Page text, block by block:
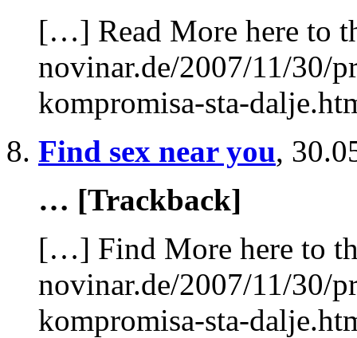
[…] Read More here to
novinar.de/2007/11/30/
kompromisa-sta-
Find sex near you,
… [Trackback]
[…] Find More here to
novinar.de/2007/11/30/
kompromisa-sta-